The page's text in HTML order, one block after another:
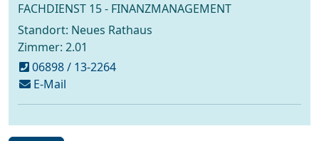
FACHDIENST 15 - FINANZMANAGEMENT
Standort: Neues Rathaus
Zimmer: 2.01
06898 / 13-2264
E-Mailschreiben
an